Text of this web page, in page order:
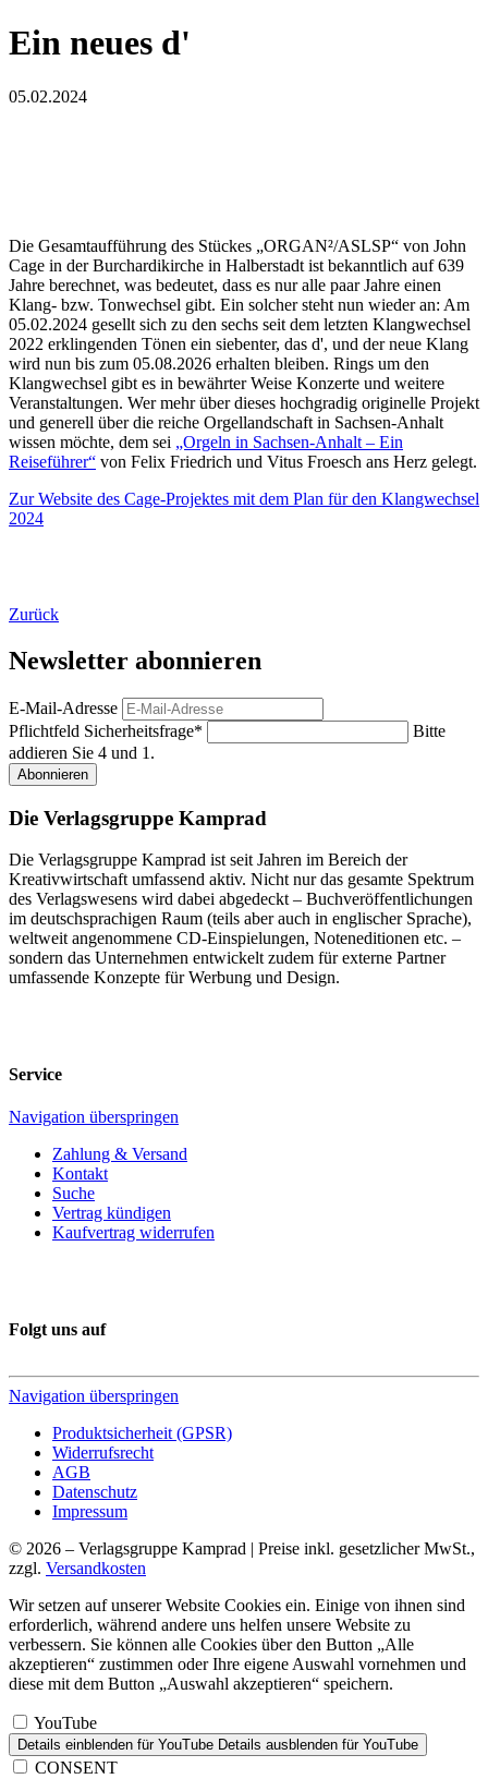
Ein neues d'
05.02.2024
Die Gesamtaufführung des Stückes „ORGAN²/ASLSP“ von John
Cage in der Burchardikirche in Halberstadt ist bekanntlich auf 639
Jahre berechnet, was bedeutet, dass es nur alle paar Jahre einen
Klang- bzw. Tonwechsel gibt. Ein solcher steht nun wieder an: Am
05.02.2024 gesellt sich zu den sechs seit dem letzten Klangwechsel
2022 erklingenden Tönen ein siebenter, das d', und der neue Klang
wird nun bis zum 05.08.2026 erhalten bleiben. Rings um den
Klangwechsel gibt es in bewährter Weise Konzerte und weitere
Veranstaltungen. Wer mehr über dieses hochgradig originelle Projekt
und generell über die reiche Orgellandschaft in Sachsen-Anhalt
wissen möchte, dem sei „Orgeln in Sachsen-Anhalt – Ein
Reiseführer“ von Felix Friedrich und Vitus Froesch ans Herz gelegt.
Zur Website des Cage-Projektes mit dem Plan für den Klangwechsel
2024
Zurück
Newsletter abonnieren
E-Mail-Adresse
Pflichtfeld Sicherheitsfrage*
Bitte
addieren Sie 4 und 1.
Abonnieren
Die Verlagsgruppe Kamprad
Die Verlagsgruppe Kamprad ist seit Jahren im Bereich der
Kreativwirtschaft umfassend aktiv. Nicht nur das gesamte Spektrum
des Verlagswesens wird dabei abgedeckt – Buchveröffentlichungen
im deutschsprachigen Raum (teils aber auch in englischer Sprache),
weltweit angenommene CD-Einspielungen, Noteneditionen etc. –
sondern das Unternehmen entwickelt zudem für externe Partner
umfassende Konzepte für Werbung und Design.
Service
Navigation überspringen
Zahlung & Versand
Kontakt
Suche
Vertrag kündigen
Kaufvertrag widerrufen
Folgt uns auf
Navigation überspringen
Produktsicherheit (GPSR)
Widerrufsrecht
AGB
Datenschutz
Impressum
© 2026 – Verlagsgruppe Kamprad | Preise inkl. gesetzlicher MwSt.,
zzgl. Versandkosten
Wir setzen auf unserer Website Cookies ein. Einige von ihnen sind
erforderlich, während andere uns helfen unsere Website zu
verbessern. Sie können alle Cookies über den Button „Alle
akzeptieren“ zustimmen oder Ihre eigene Auswahl vornehmen und
diese mit dem Button „Auswahl akzeptieren“ speichern.
YouTube
Details einblenden für YouTube Details ausblenden für YouTube
CONSENT